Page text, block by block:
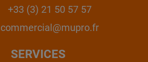
+33 (3) 21 50 57 57
commercial@mupro.fr
SERVICES